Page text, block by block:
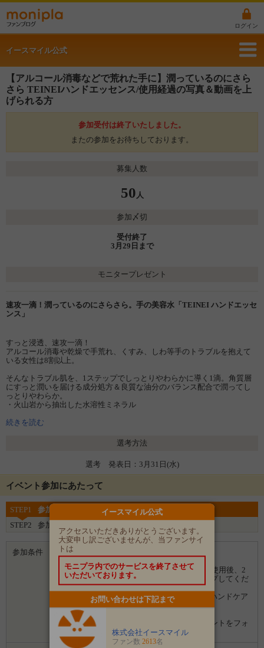
ログイン
イースマイル公式
【アルコール消毒などで荒れた手に】潤っているのにさら
さら TEINEIハンドエッセンス/使用経過の写真＆動画を上
げられる方
参加受付は終了いたしました。
またの参加をお待ちしております。
募集人数
50 人
参加〆切
受付終了
3月29日まで
モニタープレゼント
速攻一滴！潤っているのにさらさら。手の美容水「TEINEI ハンドエッセ
ンス」
すっと浸透、速攻一滴！
アルコール消毒や乾燥で手荒れ、くすみ、しわ等手のトラブルを抱えて
いる女性は8割以上。
そんなトラブル肌を、1ステップでしっとりやわらかに導く1滴。角質層
にすっと潤いを届ける成分処方＆良質な油分のバランス配合で潤ってし
っとりやわらか。
・火山岩から抽出した水溶性ミネラル
・ナノサイズに凝縮したビタミン
・細胞そのものを変えるダマクスローズ幹細胞エキス
・パラベン、界面活性剤、合成香料、鉱物油、動物性原料、 着色料フ
美容水だから、手、指先のすみずみまですっと潤い、ずっと保湿。「こ
の一滴はあなたの手をていねいに潤します。」
https://item.rakuten.co.jp/e-shii/10004956/
続きを読む
選考方法
選考 発表日：3月31日(水)
イベント参加にあたって
STEP1
参加登録をする
STEP2
参加完了
参加条件
・アカウントを「公開」している方
・手荒れや手のエイジングでお悩みの方
TEINEIハンドエッセンス使用前と１週間使用後、2
週間使用後の経過写真をInstagramにアップしてくだ
さる方。
・クリーム、オイルなど、種類を問わずハンドケア
をされたことがある方
もしよければInstagramの企業公式アカウントをフォ
ローしていただけると嬉しいです♪
イースマイル公式
アクセスいただきありがとうございます。
大変申し訳ございませんが、当ファンサイ
トは
モニプラ内でのサービスを終了させて
いただいております。
お問い合わせは下記まで
株式会社イースマイル
ファン数 2613名